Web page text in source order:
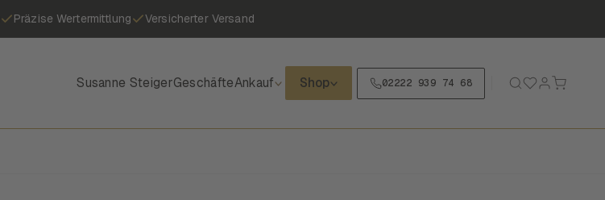
Präzise Wertermittlung Versicherter Versand
Susanne SteigerGeschäfteAnkauf Shop 02222 939 74 68